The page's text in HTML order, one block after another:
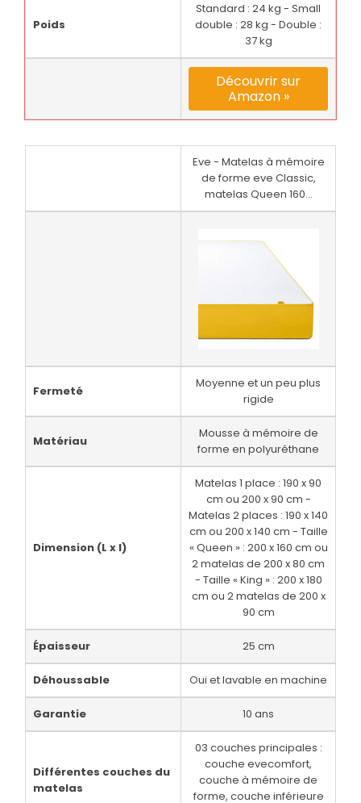
Poids
Standard : 24 kg - Small
double : 28 kg - Double :
37 kg
Découvrir sur
Amazon »
Eve - Matelas à mémoire
de forme eve Classic,
matelas Queen 160...
Fermeté
Moyenne et un peu plus
rigide
Matériau
Mousse à mémoire de
forme en polyuréthane
Dimension (L x l)
Matelas 1 place : 190 x 90
cm ou 200 x 90 cm -
Matelas 2 places : 190 x 140
cm ou 200 x 140 cm - Taille
« Queen » : 200 x 160 cm ou
2 matelas de 200 x 80 cm
- Taille « King » : 200 x 180
cm ou 2 matelas de 200 x
90 cm
Épaisseur 25 cm
Déhoussable Oui et lavable en machine
Garantie 10 ans
Différentes couches du
matelas
03 couches principales :
couche evecomfort,
couche à mémoire de
forme, couche inférieure